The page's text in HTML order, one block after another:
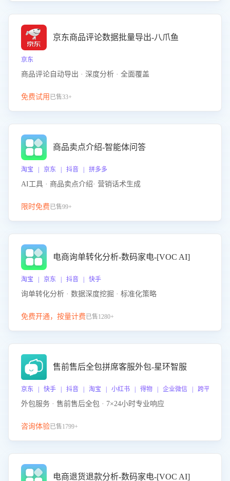
京东商品评论数据批量导出-八爪鱼
京东
商品评论自动导出 · 深度分析 · 全面覆盖
免费试用 已售33+
商品卖点介绍-智能体问答
淘宝 | 京东 | 抖音 | 拼多多
AI工具 · 商品卖点介绍· 营销话术生成
限时免费已售99+
电商询单转化分析-数码家电-[VOC AI]
淘宝 | 京东 | 抖音 | 快手
询单转化分析 · 数据深度挖掘 · 标准化策略
免费开通，按量计费已售1280+
售前售后全包拼席客服外包-星环智服
京东 | 快手 | 抖音 | 淘宝 | 小红书 | 得物 | 企业微信 | 跨平台
外包服务 · 售前售后全包 · 7×24小时专业响应
咨询体验已售1799+
电商退货退款分析-数码家电-[VOC AI]